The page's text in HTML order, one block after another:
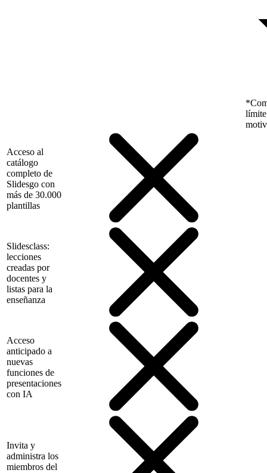
límite
Acceso al
catálogo
completo de
Slidesgo con
más de 30.000
plantillas
Slidesclass:
lecciones
creadas por
docentes y
listas para la
enseñanza
Acceso
anticipado a
nuevas
funciones de
presentaciones
con IA
Invita y
administra los
miembros del